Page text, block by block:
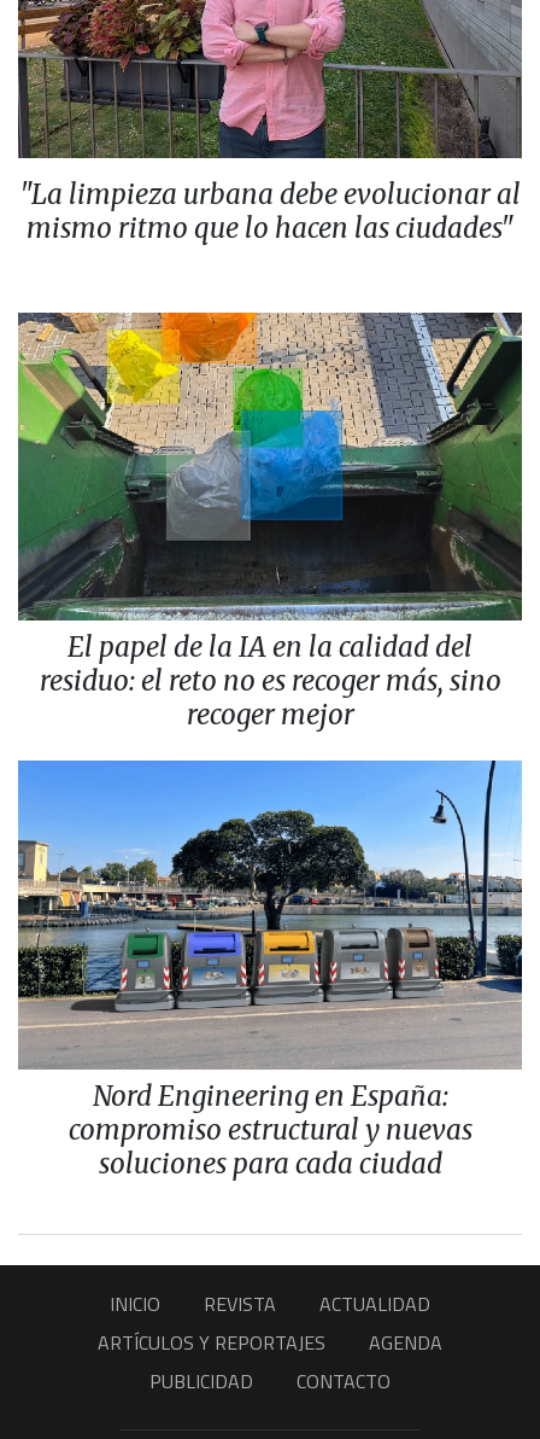
"La limpieza urbana debe evolucionar al
mismo ritmo que lo hacen las ciudades"
El papel de la IA en la calidad del
residuo: el reto no es recoger más, sino
recoger mejor
Nord Engineering en España:
compromiso estructural y nuevas
soluciones para cada ciudad
INICIO REVISTA
ACTUALIDAD
ARTÍCULOS Y REPORTAJES
AGENDA
PUBLICIDAD
CONTACTO